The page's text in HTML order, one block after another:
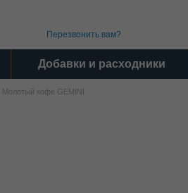
Перезвонить вам?
Добавки и расходники
Молотый кофе GEMINI